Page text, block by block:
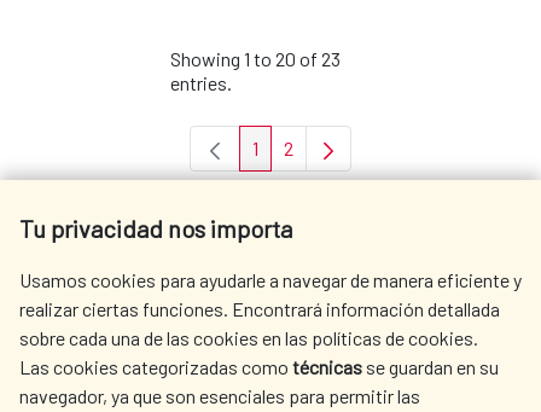
Showing 1 to 20 of 23
entries.
Page
1 Page
2
LINKS OF INTEREST
Tu privacidad nos importa
Usamos cookies para ayudarle a navegar de manera eficiente y
realizar ciertas funciones. Encontrará información detallada
sobre cada una de las cookies en las políticas de cookies.
Las cookies categorizadas como técnicas se guardan en su
navegador, ya que son esenciales para permitir las